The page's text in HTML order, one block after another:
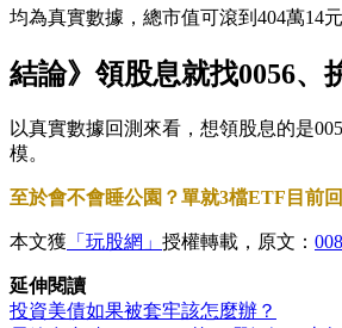
均為真實數據，總市值可滾到404萬14
結論》領股息就找0056、
以真實數據回測來看，想領股息的是
模。
至於會不會睡公園？單就3檔ETF目前
本文獲 「玩股網」 授權轉載，原文：
延伸閱讀
投資美債如果被套牢該怎麼辦？